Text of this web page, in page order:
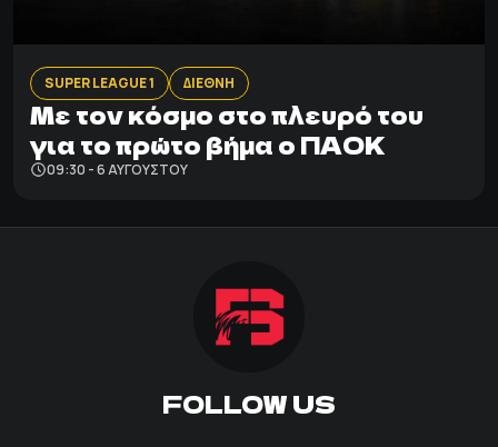
SUPER LEAGUE 1 ΔΙΕΘΝΗ
Με τον κόσμο στο πλευρό του
για το πρώτο βήμα ο ΠΑΟΚ
09:30 - 6 ΑΥΓΟΎΣΤΟΥ
FOLLOW US